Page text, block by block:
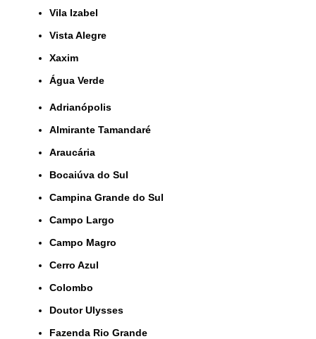
Vila Izabel
Vista Alegre
Xaxim
Água Verde
Adrianópolis
Almirante Tamandaré
Araucária
Bocaiúva do Sul
Campina Grande do Sul
Campo Largo
Campo Magro
Cerro Azul
Colombo
Doutor Ulysses
Fazenda Rio Grande